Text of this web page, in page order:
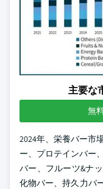
主要な
無
2024年、栄養バー市
ー、プロテインバー
バー、フルーツ&ナ
化物バー、持久力バ